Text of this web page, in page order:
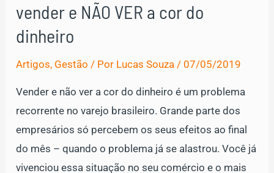
8
Principais
do
Varejo
vender e NÃO VER a cor do
dinheiro
Artigos, Gestão / Por Lucas Souza / 07/05/2019
Vender e não ver a cor do dinheiro é um problema
recorrente no varejo brasileiro. Grande parte dos
empresários só percebem os seus efeitos ao final
do mês – quando o problema já se alastrou. Você já
vivenciou essa situação no seu comércio e o mais